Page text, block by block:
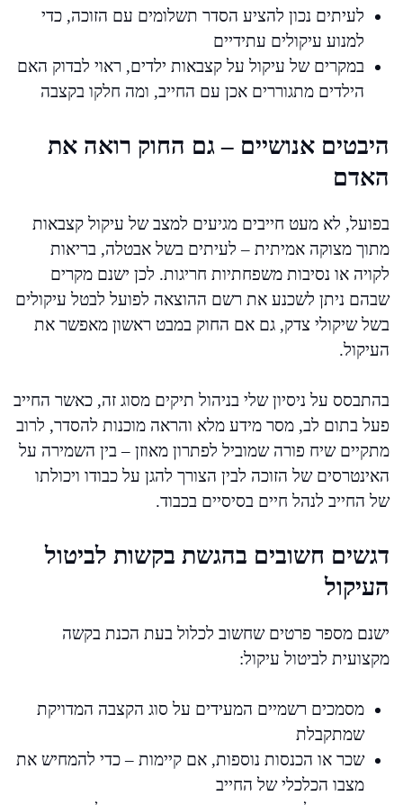
לעיתים נכון להציע הסדר תשלומים עם הזוכה, כדי
למנוע עיקולים עתידיים
במקרים של עיקול על קצבאות ילדים, ראוי לבדוק האם
הילדים מתגוררים אכן עם החייב, ומה חלקו בקצבה
היבטים אנושיים – גם החוק רואה את
האדם
בפועל, לא מעט חייבים מגיעים למצב של עיקול קצבאות
מתוך מצוקה אמיתית – לעיתים בשל אבטלה, בריאות
לקויה או נסיבות משפחתיות חריגות. לכן ישנם מקרים
שבהם ניתן לשכנע את רשם ההוצאה לפועל לבטל עיקולים
בשל שיקולי צדק, גם אם החוק במבט ראשון מאפשר את
העיקול.
בהתבסס על ניסיון שלי בניהול תיקים מסוג זה, כאשר החייב
פעל בתום לב, מסר מידע מלא והראה מוכנות להסדר, לרוב
מתקיים שיח פורה שמוביל לפתרון מאוזן – בין השמירה על
האינטרסים של הזוכה לבין הצורך להגן על כבודו ויכולתו
של החייב לנהל חיים בסיסיים בכבוד.
דגשים חשובים בהגשת בקשות לביטול
העיקול
ישנם מספר פרטים שחשוב לכלול בעת הכנת בקשה
מקצועית לביטול עיקול:
מסמכים רשמיים המעידים על סוג הקצבה המדויקת
שמתקבלת
שכר או הכנסות נוספות, אם קיימות – כדי להמחיש את
מצבו הכלכלי של החייב